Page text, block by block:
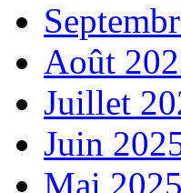
Août
Juillet
Juin
Mai 2025